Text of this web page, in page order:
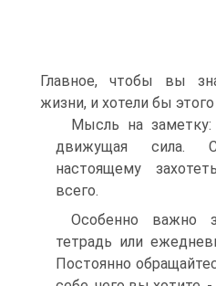
Главное, чтобы вы
жизни, и хотели бы
Мысль на
движущая сила.
настоящему
всего.
Особенно важно
тетрадь или
Постоянно